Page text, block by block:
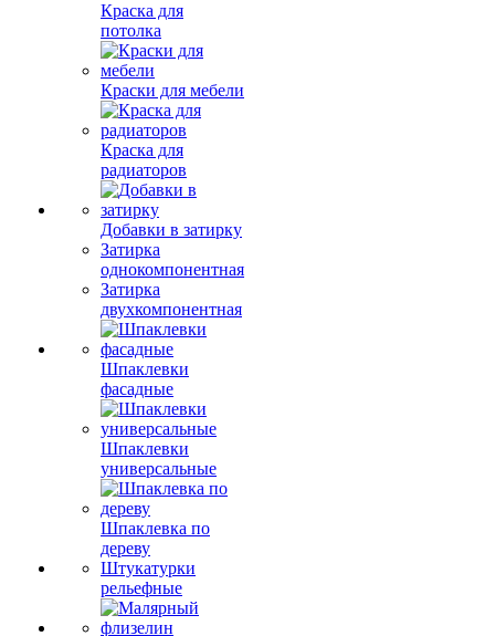
Краска для
потолка
Краски для мебели
Краска для
радиаторов
Добавки в затирку
Затирка
однокомпонентная
Затирка
двухкомпонентная
Шпаклевки
фасадные
Шпаклевки
универсальные
Шпаклевка по
дереву
Штукатурки
рельефные